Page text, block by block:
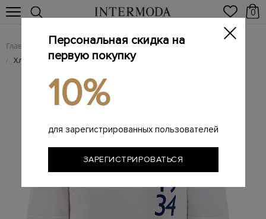
0
Главная Мужчинам / Одежда / Футболки
/ Хлопковая футболка из джерси с контрастным принтом 1934
Персональная скидка на
первую покупку
10%
для зарегистрированных пользователей
ЗАРЕГИСТРИРОВАТЬСЯ